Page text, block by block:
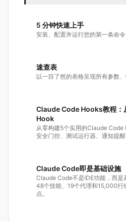
5 分钟快速上手
安装、配置并运行您的第一条命令
速查表
以一目了然的表格呈现所有参数
Claude Code Hooks教程：
Hook
从零构建5个实用的Claude Code
安全门控、测试运行器、通知提醒
Claude Code即是基础设施
Claude Code不是IDE功能，而是
48个技能、19个代理和15,000行
点。